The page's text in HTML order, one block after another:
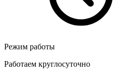
Режим работы
Работаем круглосуточно